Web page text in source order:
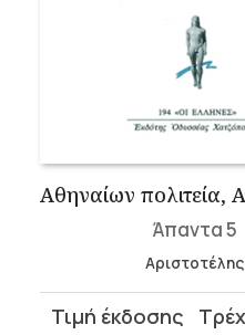
Άπαντα 5
Αριστοτέλης
Original